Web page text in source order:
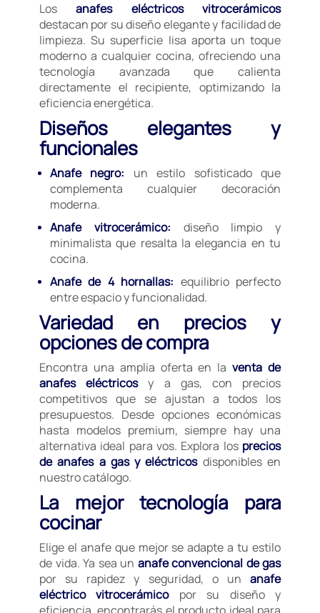
Losanafes eléctricos vitrocerámicos
destacan por su diseño elegante y facilidad de
limpieza. Su superficie lisa aporta un toque
moderno a cualquier cocina, ofreciendo una
tecnología avanzada que calienta
directamente el recipiente, optimizando la
eficiencia energética.
Diseños elegantes y
funcionales
Anafe negro: un estilo sofisticado que
complementa cualquier decoración
moderna.
Anafe vitrocerámico: diseño limpio y
minimalista que resalta la elegancia en tu
cocina.
Anafe de 4 hornallas: equilibrio perfecto
entre espacio y funcionalidad.
Variedad en precios y
opciones de compra
Encontra una amplia oferta en laventa de
anafes eléctricosy a gas, con precios
competitivos que se ajustan a todos los
presupuestos. Desde opciones económicas
hasta modelos premium, siempre hay una
alternativa ideal para vos. Explora los precios
de anafes a gas y eléctricosdisponibles en
nuestro catálogo.
La mejor tecnología para
cocinar
Elige el anafe que mejor se adapte a tu estilo
de vida. Ya sea un anafe convencional de gas
por su rapidez y seguridad, o un anafe
eléctrico vitrocerámicopor su diseño y